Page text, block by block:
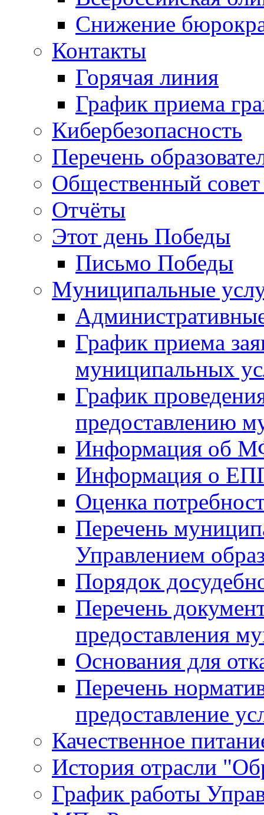
Снижение
Контакты
Горячая линия
График приема
Кибербезопасность
Перечень
Общественный
Отчёты
Этот день Победы
Письмо Победы
Mуниципальные
График приема
муниципальных
График
предоставлению
Информация об
Информация о
Оценка
Перечень
Управлением
Порядок
Перечень
предоставления
Основания для
Перечень
предоставление
Качественное
История отрасли
График работы